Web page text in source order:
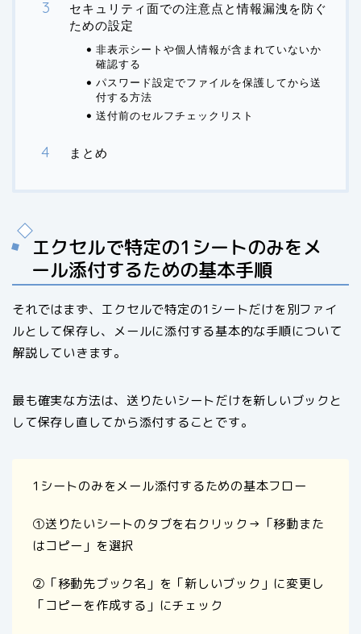
セキュリティ面での注意点と情報漏洩を防ぐ
ための設定
非表示シートや個人情報が含まれていないか
確認する
パスワード設定でファイルを保護してから送
付する方法
送付前のセルフチェックリスト
まとめ
エクセルで特定の1シートのみをメ
ール添付するための基本手順
それではまず、エクセルで特定の1シートだけを別ファイ
ルとして保存し、メールに添付する基本的な手順について
解説していきます。
最も確実な方法は、送りたいシートだけを新しいブックと
して保存し直してから添付することです。
1シートのみをメール添付するための基本フロー
①送りたいシートのタブを右クリック→「移動また
はコピー」を選択
②「移動先ブック名」を「新しいブック」に変更し
「コピーを作成する」にチェック